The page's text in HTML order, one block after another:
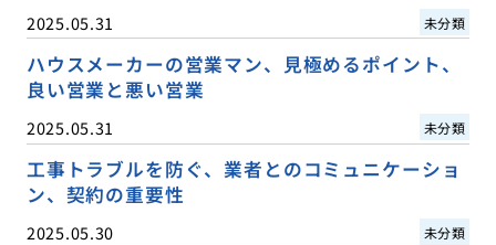
2025.05.31 未分類
ハウスメーカーの営業マン、見極めるポイント、
良い営業と悪い営業
2025.05.31 未分類
工事トラブルを防ぐ、業者とのコミュニケーショ
ン、契約の重要性
2025.05.30 未分類